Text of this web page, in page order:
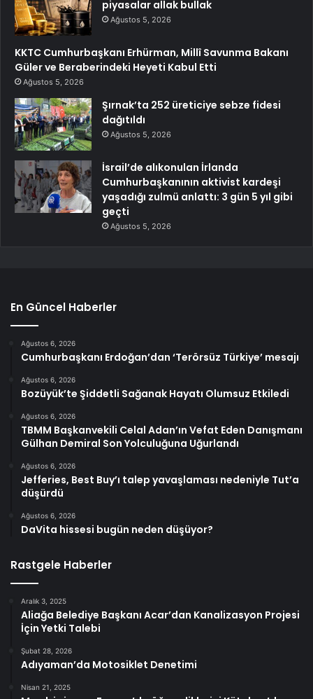
piyasalar allak bullak
Ağustos 5, 2026
KKTC Cumhurbaşkanı Erhürman, Millî Savunma Bakanı
Güler ve Beraberindeki Heyeti Kabul Etti
Ağustos 5, 2026
Şırnak’ta 252 üreticiye sebze fidesi
dağıtıldı
Ağustos 5, 2026
İsrail’de alıkonulan İrlanda
Cumhurbaşkanının aktivist kardeşi
yaşadığı zulmü anlattı: 3 gün 5 yıl gibi
geçti
Ağustos 5, 2026
En Güncel Haberler
Ağustos 6, 2026
Cumhurbaşkanı Erdoğan’dan ‘Terörsüz Türkiye’ mesajı
Ağustos 6, 2026
Bozüyük’te Şiddetli Sağanak Hayatı Olumsuz Etkiledi
Ağustos 6, 2026
TBMM Başkanvekili Celal Adan’ın Vefat Eden Danışmanı
Gülhan Demiral Son Yolculuğuna Uğurlandı
Ağustos 6, 2026
Jefferies, Best Buy’ı talep yavaşlaması nedeniyle Tut’a
düşürdü
Ağustos 6, 2026
DaVita hissesi bugün neden düşüyor?
Rastgele Haberler
Aralık 3, 2025
Aliağa Belediye Başkanı Acar’dan Kanalizasyon Projesi
İçin Yetki Talebi
Şubat 28, 2026
Adıyaman’da Motosiklet Denetimi
Nisan 21, 2025